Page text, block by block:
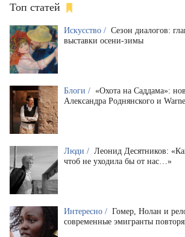
Топ статей
Искусство / Сезон диалогов:
выставки осени-зимы
Блоги / «Охота на Саддама»:
Александра Роднянского и
Люди / Леонид Десятников:
чтоб не уходила бы от нас…»
Интересно / Гомер, Нолан и
современные эмигранты